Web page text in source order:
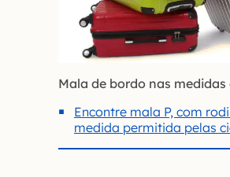
Mala de bordo nas medidas
Encontre mala P, com
medida permitida pelas